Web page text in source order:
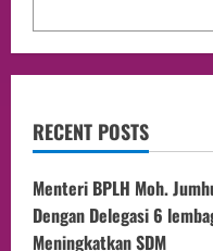
RECENT POSTS
Menteri BPLH Moh.
Dengan Delegasi 6
Meningkatkan SDM